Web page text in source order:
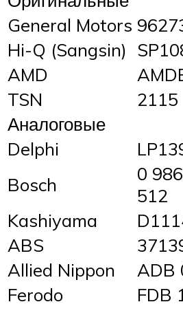
General Motors
Hi-Q (Sangsin)
AMD
TSN
2115
Аналоговые
Delphi
Bosch
0
512
Kashiyama
ABS
Allied Nippon
ADB
Ferodo
FDB